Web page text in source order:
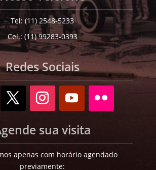
Tel: (11) 2548-5233
Cel.: (11) 99283-0393
Redes Sociais
sua visita
apenas com horário agendado
previamente: